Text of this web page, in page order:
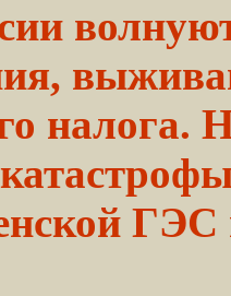
налога.